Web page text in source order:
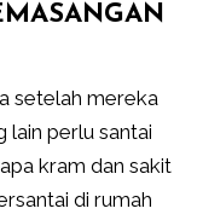
setelah mereka
lain perlu santai
kram dan sakit
di rumah